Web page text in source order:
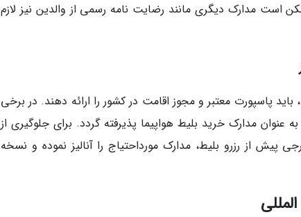
مدارک دیگری مانند رضایت نامه رسمی از والدین نیز لازم
پاسپورت معتبر و مجوز اقامت در کشور را ارائه دهند. در برخی
مدارک خرید بلیط هواپیما پذیرفته گردد. برای جلوگیری از
پیش از رزرو بلیط، مدارک مورداحتیاج را آنالیز نموده و نسخه